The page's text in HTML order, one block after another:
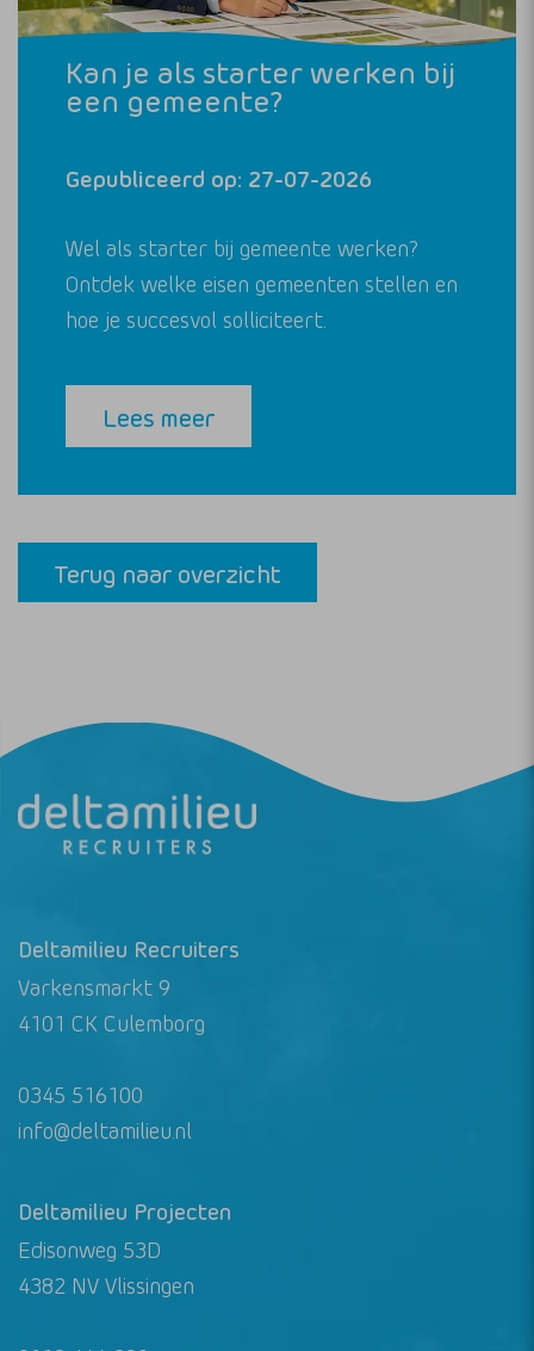
Kan je als starter werken bij
een gemeente?
Gepubliceerd op: 27-07-2026
Wel als starter bij gemeente werken?
Ontdek welke eisen gemeenten stellen en
hoe je succesvol solliciteert.
Lees meer
Terug naar overzicht
Deltamilieu Recruiters
Varkensmarkt 9
4101 CK Culemborg
0345 516100
info@deltamilieu.nl
Deltamilieu Projecten
Edisonweg 53D
4382 NV Vlissingen